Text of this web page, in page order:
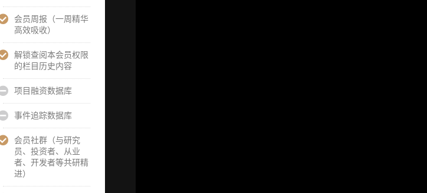
会员周报（一周精华
高效吸收）
解锁查阅本会员权限
的栏目历史内容
项目融资数据库
事件追踪数据库
会员社群（与研究
员、投资者、从业
者、开发者等共研精
进）
重点研究方向
前瞻栏目（获
项目及研究方
向预告，提前
了解核心观察
变量与后续研
究计划）
提前获取研报
权（不限次，
官方发布研报
预告后可根据